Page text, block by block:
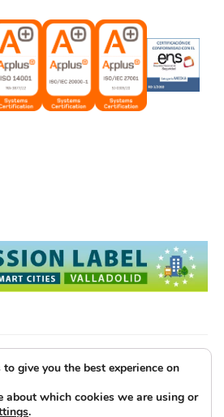
Technologies
de Privacidad Cookies
give you the best experience on
about which cookies we are using or
.